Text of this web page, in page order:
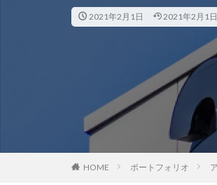
2021年2月1日 2021年2月1日
HOME ポートフォリオ